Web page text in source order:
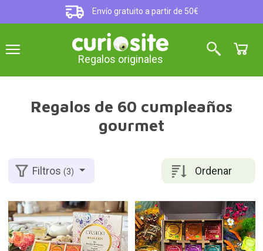
Envío gratuito a partir de 50€
Regalos originales
Regalos de 60 cumpleaños
gourmet
Ordenar
Filtros(3)